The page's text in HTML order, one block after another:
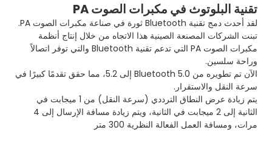
تقنية البلوتوث في مكبرات الصوت PA
لقد أحدث دمج تقنية Bluetooth ثورة في صناعة مكبرات الصوت PA.
تبنت الشركات المصنعة الصينية هذا الاتجاه من خلال إنتاج أنظمة
مكبرات الصوت PA التي تدعم تقنية Bluetooth والتي توفر اتصالاً
وراحة سلسين.
الآن تم تطويره من Bluetooth 5.0 إلى 5.2، مما حقق تقدمًا كبيرًا في
سرعة النقل والاستقرار.
يتم زيادة عرض النطاق الترددي (سرعة النقل) من 1 ميجابت في
الثانية إلى 2 ميجابت في الثانية، ويتم زيادة مسافة الإرسال إلى 4
مرات، ومسافة العمل الفعالة النظرية 300 متر